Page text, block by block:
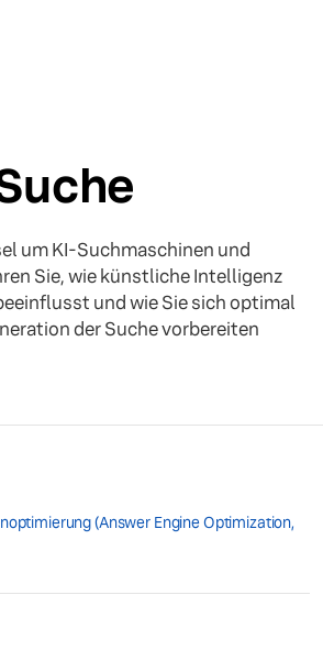
um KI-Suchmaschinen und
Sie, wie künstliche Intelligenz
und wie Sie sich optimal
der Suche vorbereiten
(Answer Engine Optimization,